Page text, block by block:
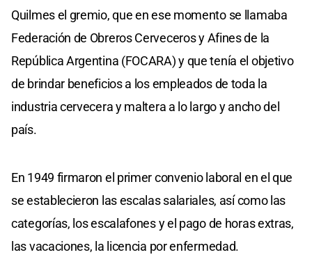
Quilmes el gremio, que en ese momento se llamaba
Federación de Obreros Cerveceros y Afines de la
República Argentina (FOCARA) y que tenía el objetivo
de brindar beneficios a los empleados de toda la
industria cervecera y maltera a lo largo y ancho del
país.
En 1949 firmaron el primer convenio laboral en el que
se establecieron las escalas salariales, así como las
categorías, los escalafones y el pago de horas extras,
las vacaciones, la licencia por enfermedad.